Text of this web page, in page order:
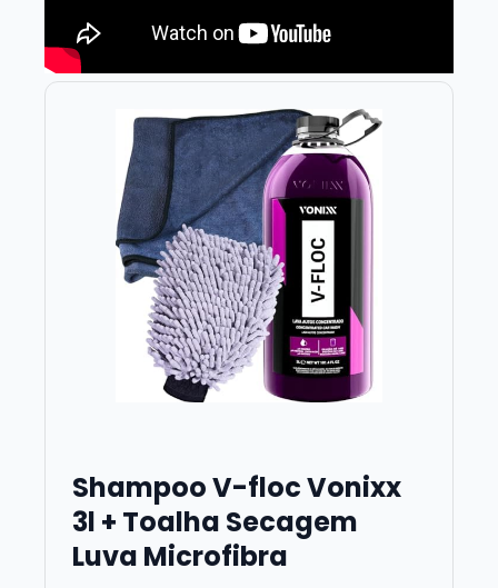
Shampoo V-floc Vonixx
3l + Toalha Secagem
Luva Microfibra